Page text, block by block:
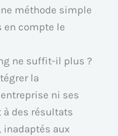
méthode simple
en compte le
ne suffit-il plus ?
la
ni ses
des résultats
inadaptés aux